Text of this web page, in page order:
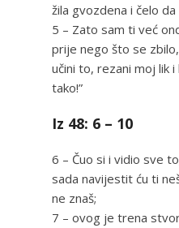
žila gvozdena i čelo
5 – Zato sam ti već
prije nego što se
učini to, rezani moj lik
tako!”
Iz 48: 6 – 10
6 – Čuo si i vidio sve
sada navijestit ću ti
ne znaš;
7 – ovog je trena